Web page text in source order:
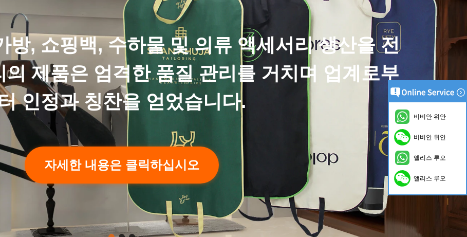
우리는 나무 걸이, 벨벳 행거, 플라스틱 행거 등을 생산
와 가방의 세부 사항은 관습을 허용합니다.
자세한 내용은 클릭하십시오
비비안 위안
비비안 위안
앨리스 루오
앨리스 루오